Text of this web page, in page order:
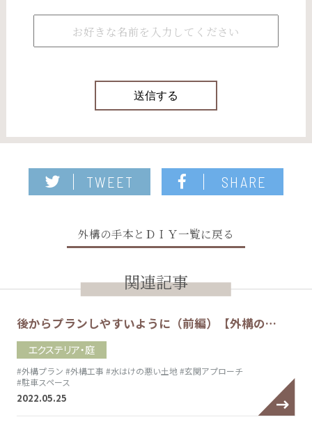
TWEET SHARE
外構の手本とＤＩＹ一覧に戻る
関連記事
後からプランしやすいように（前編）【外構の…
エクステリア・庭
#外構プラン #外構工事 #水はけの悪い土地#玄関アプローチ
#駐車スペース
2022.05.25